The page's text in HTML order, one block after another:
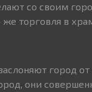
со своим
торговля в
город от
они